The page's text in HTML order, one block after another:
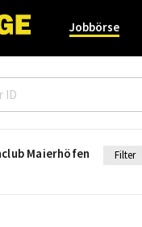
Jobbörse
Maierhöfen
Filter